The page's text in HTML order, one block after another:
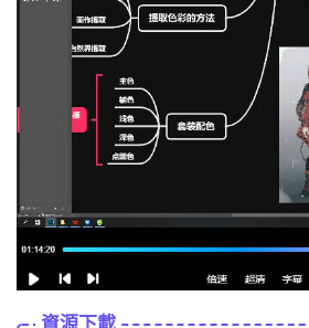
資源下載